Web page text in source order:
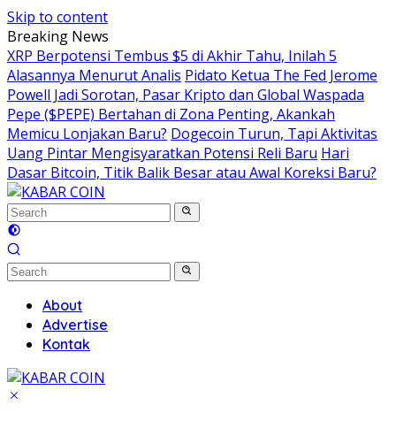
Skip to content
Breaking News
XRP Berpotensi Tembus $5 di Akhir Tahu, Inilah 5
Alasannya Menurut Analis Pidato Ketua The Fed Jerome
Powell Jadi Sorotan, Pasar Kripto dan Global Waspada
Pepe ($PEPE) Bertahan di Zona Penting, Akankah
Memicu Lonjakan Baru? Dogecoin Turun, Tapi Aktivitas
Uang Pintar Mengisyaratkan Potensi Reli Baru Hari
Dasar Bitcoin, Titik Balik Besar atau Awal Koreksi Baru?
About
Advertise
Kontak